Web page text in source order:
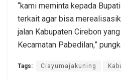
“kami meminta kepada
terkait agar bisa
jalan Kabupaten Cirebon
Kecamatan Pabedilan,”
Tags: Ciayumajakuning